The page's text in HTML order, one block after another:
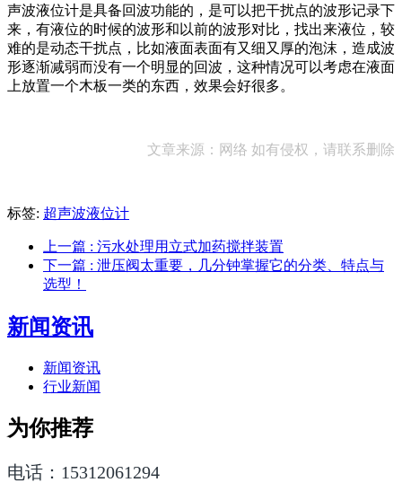
声波液位计是具备回波功能的，是可以把干扰点的波形记录下
来，有液位的时候的波形和以前的波形对比，找出来液位，较
难的是动态干扰点，比如液面表面有又细又厚的泡沫，造成波
形逐渐减弱而没有一个明显的回波，这种情况可以考虑在液面
上放置一个木板一类的东西，效果会好很多。
文章来源：网络 如有侵权，请联系删除
标签: 超声波液位计
上一篇 : 污水处理用立式加药搅拌装置
下一篇 : 泄压阀太重要，几分钟掌握它的分类、特点与
选型！
新闻资讯
新闻资讯
行业新闻
为你推荐
电话：15312061294